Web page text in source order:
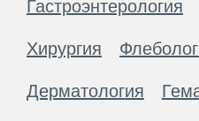
Гастроэнтерология
Хирургия
Дерматология